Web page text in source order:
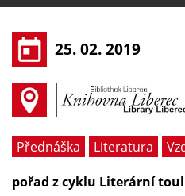
25. 02. 2019
Přednáška Literatura
pořad z cyklu Literární